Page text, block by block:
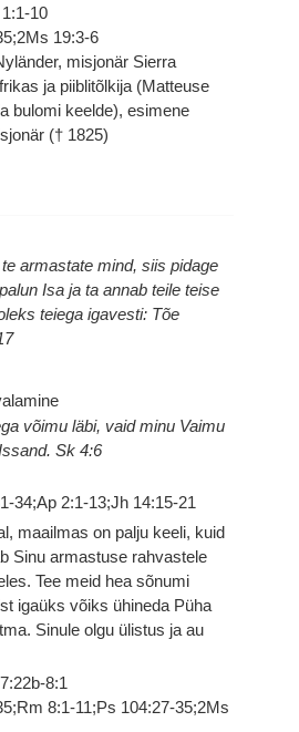
10
19:3-6
misjonär Sierra
ja piiblitõlkija (Matteuse
bulomi keelde), esimene
(† 1825)
armastate mind, siis pidage
Isa ja ta annab teile teise
teiega igavesti: Tõe
võimu läbi, vaid minu Vaimu
Sk 4:6
34;Ap 2:1-13;Jh 14:15-21
maailmas on palju keeli, kuid
Sinu armastuse rahvastele
Tee meid hea sõnumi
igaüks võiks ühineda Püha
Sinule olgu ülistus ja au
8:1
8:1-11;Ps 104:27-35;2Ms